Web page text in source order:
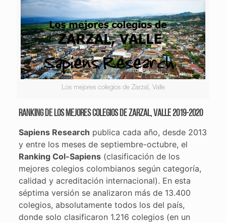
Los mejores colegios de Zarzal, Valle
Ranking de los mejores colegios de Zarzal, Valle 2019-2020
Sapiens Research publica cada año, desde 2013
y entre los meses de septiembre-octubre, el
Ranking Col-Sapiens(clasificación de los
mejores colegios colombianos según categoría,
calidad y acreditación internacional). En esta
séptima versión se analizaron más de 13.400
colegios, absolutamente todos los del país,
donde solo clasificaron 1.216 colegios (en un